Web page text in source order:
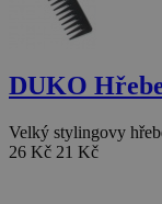
DUKO
Velký stylingovy
26 Kč 21 Kč